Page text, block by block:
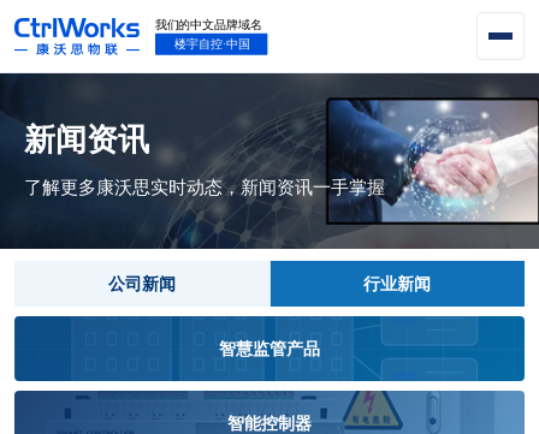
新闻资讯
了解更多康沃思实时动态，新闻资讯一手掌握
公司新闻 行业新闻
智慧监管产品
智能控制器